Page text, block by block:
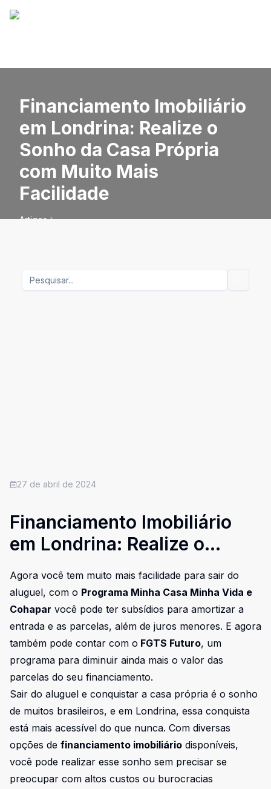
Financiamento Imobiliário
em Londrina: Realize o
Sonho da Casa Própria
com Muito Mais
Facilidade
Artigos
27 de abril de 2024
Financiamento Imobiliário
em Londrina: Realize o
Sonho da Casa Própria com
Muito Mais Facilidade
Agora você tem muito mais facilidade para sair do
aluguel, com o Programa Minha Casa Minha Vida e
Cohapar você pode ter subsídios para amortizar a
entrada e as parcelas, além de juros menores. E agora
também pode contar com o FGTS Futuro, um
programa para diminuir ainda mais o valor das
parcelas do seu financiamento.
Sair do aluguel e conquistar a casa própria é o sonho
de muitos brasileiros, e em Londrina, essa conquista
está mais acessível do que nunca. Com diversas
opções de financiamento imobiliário disponíveis,
você pode realizar esse sonho sem precisar se
preocupar com altos custos ou burocracias